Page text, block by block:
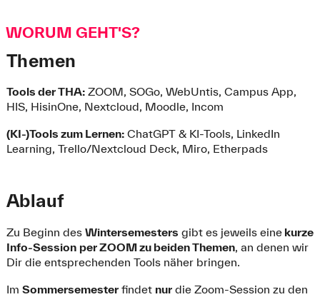
WORUM GEHT'S?
Themen
Tools der THA:ZOOM, SOGo, WebUntis, Campus App,
HIS, HisinOne, Nextcloud, Moodle, Incom
(KI-)Tools zum Lernen:ChatGPT & KI-Tools, LinkedIn
Learning, Trello/Nextcloud Deck, Miro, Etherpads
Ablauf
Zu Beginn des Wintersemesters gibt es jeweils einekurze
Info-Session per ZOOM zu beiden Themen, an denen wir
Dir die entsprechenden Tools näher bringen.
Im Sommersemesterfindet nurdie Zoom-Session zu den